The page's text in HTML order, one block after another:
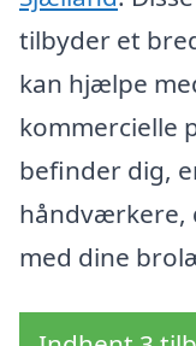
tilbyder et
kan hjælpe
kommercielle
befinder dig,
håndværkere,
med dine